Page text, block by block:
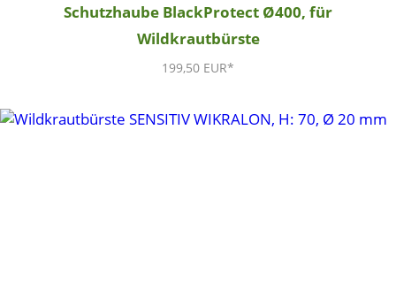
Schutzhaube BlackProtect Ø400, für
Wildkrautbürste
199,50 EUR*